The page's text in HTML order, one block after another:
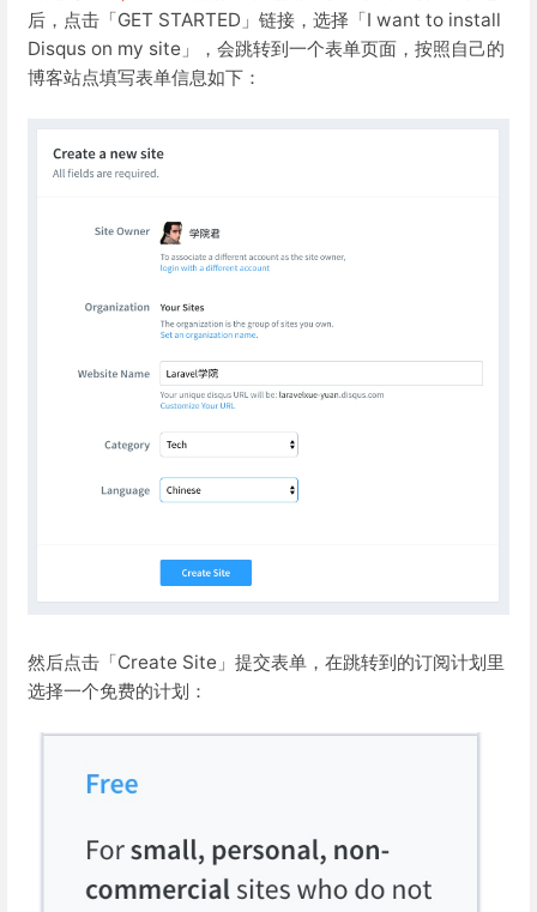
后，点击「GET STARTED」链接，选择「I want to install
Disqus on my site」，会跳转到一个表单页面，按照自己的
博客站点填写表单信息如下：
然后点击「Create Site」提交表单，在跳转到的订阅计划里
选择一个免费的计划：